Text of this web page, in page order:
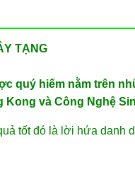
TẠNG
hiếm nằm trên
và Công Nghệ
tốt đó là lời hứa danh